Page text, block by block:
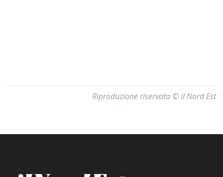
Riproduzione riservata © il Nord Est